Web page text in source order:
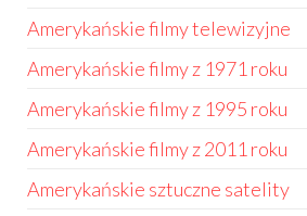
Amerykańskie filmy telewizyjne
Amerykańskie filmy z 1971 roku
Amerykańskie filmy z 1995 roku
Amerykańskie filmy z 2011 roku
Amerykańskie sztuczne satelity